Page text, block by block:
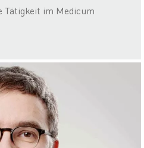
Tätigkeit im Medicum